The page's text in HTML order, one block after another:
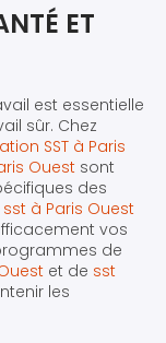
ET
est essentielle
sûr. Chez
SST à Paris
Ouest sont
des
à Paris Ouest
vos
de
et de sst
les